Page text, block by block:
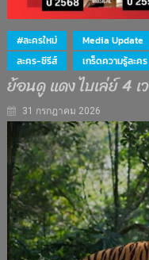
#ละครใหม่ Media Update
ละคร-ซีรีส์
เกร็ดความรู้ละคร
ย้อนดู แดง ไบเล่ย์ 4
31 กรกฎาคม 2026